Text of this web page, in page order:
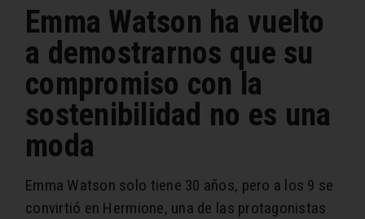
Emma Watson ha vuelto
a demostrarnos que su
compromiso con la
sostenibilidad no es una
moda
Emma Watson solo tiene 30 años, pero a los 9 se
convirtió en Hermione, una de las protagonistas